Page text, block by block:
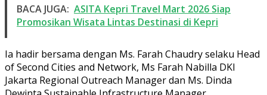
BACA JUGA: ASITA Kepri Travel Mart 2026 Siap
Promosikan Wisata Lintas Destinasi di Kepri
Ia hadir bersama dengan Ms. Farah Chaudry selaku Head
of Second Cities and Network, Ms Farah Nabilla DKI
Jakarta Regional Outreach Manager dan Ms. Dinda